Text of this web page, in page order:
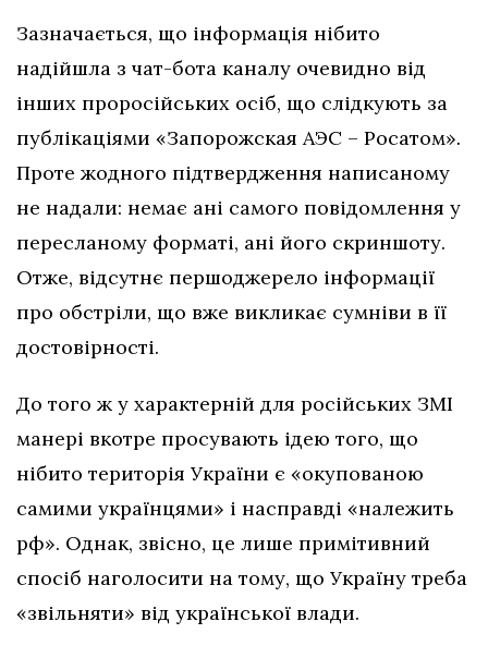
Зазначається, що інформація нібито
надійшла з чат-бота каналу очевидно від
інших проросійських осіб, що слідкують за
публікаціями «Запорожская АЭС – Росатом».
Проте жодного підтвердження написаному
не надали: немає ані самого повідомлення у
пересланому форматі, ані його скриншоту.
Отже, відсутнє першоджерело інформації
про обстріли, що вже викликає сумніви в її
достовірності.
До того ж у характерній для російських ЗМІ
манері вкотре просувають ідею того, що
нібито територія України є «окупованою
самими українцями» і насправді «належить
рф». Однак, звісно, це лише примітивний
спосіб наголосити на тому, що Україну треба
«звільняти» від української влади.